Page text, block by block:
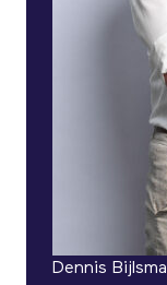
Dennis Bijlsma